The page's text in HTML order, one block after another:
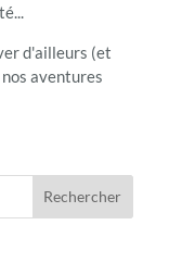
d'ailleurs (et
aventures